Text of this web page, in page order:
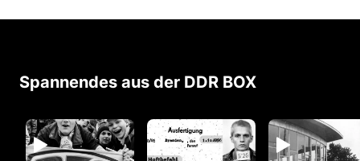
Spannendes aus der DDR BOX